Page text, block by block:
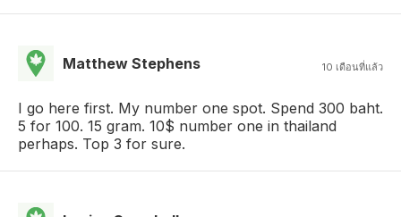
Matthew Stephens 10 เดือนที่แล้ว
I go here first. My number one spot. Spend 300 baht.
5 for 100. 15 gram. 10$ number one in thailand
perhaps. Top 3 for sure.